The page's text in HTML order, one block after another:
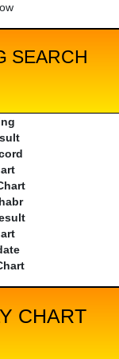
SEARCH
CHART